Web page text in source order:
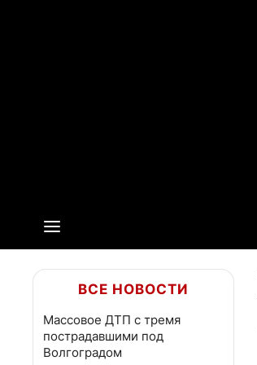
ВСЕ НОВОСТИ
Массовое ДТП с тремя
пострадавшими под
Волгоградом